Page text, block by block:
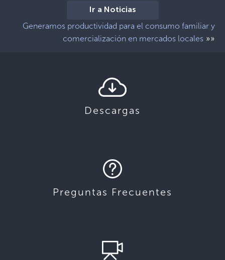
Ir a Noticias
Generamos productividad para el consumo familiar y
comercialización en mercados locales »»
Descargas
Preguntas Frecuentes